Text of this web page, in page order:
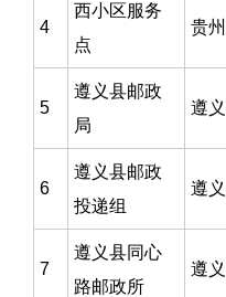
4
西小区服务
点
贵
5
遵义县邮政
局
遵
6
遵义县邮政
投递组
遵
7
遵义县同心
路邮政所
遵